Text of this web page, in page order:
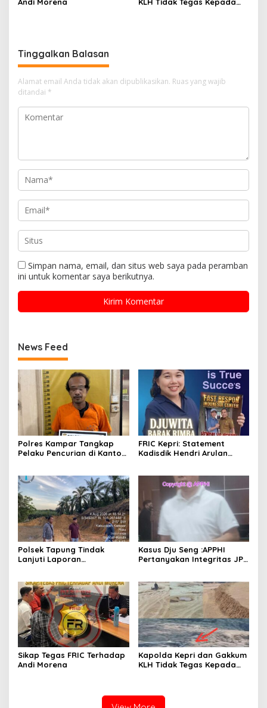
Andi Morena
KLH Tidak Tegas Kepada
Tinggalkan Balasan
Alamat email Anda tidak akan dipublikasikan. Ruas yang wajib
ditandai *
Simpan nama, email, dan situs web saya pada peramban
ini untuk komentar saya berikutnya.
News Feed
Polres Kampar Tangkap
Pelaku Pencurian di Kantor
FRIC Kepri: Statement
Kadisdik Hendri Arulan
Polsek Tapung Tindak
Lanjuti Laporan
Desa Bencah Kelubi
Kasus Dju Seng :APPHI
Pertanyakan Integritas JPU
Jampidsus
Sikap Tegas FRIC Terhadap
Andi Morena
Kapolda Kepri dan Gakkum
KLH Tidak Tegas Kepada
Teluk Mata Ikan